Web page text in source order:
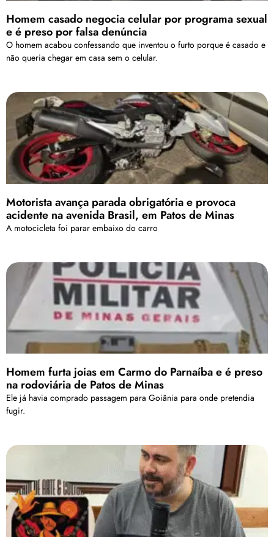
Homem casado negocia celular por programa sexual
e é preso por falsa denúncia
O homem acabou confessando que inventou o furto porque é casado e
não queria chegar em casa sem o celular.
Motorista avança parada obrigatória e provoca
acidente na avenida Brasil, em Patos de Minas
A motocicleta foi parar embaixo do carro
Homem furta joias em Carmo do Parnaíba e é preso
na rodoviária de Patos de Minas
Ele já havia comprado passagem para Goiânia para onde pretendia
fugir.